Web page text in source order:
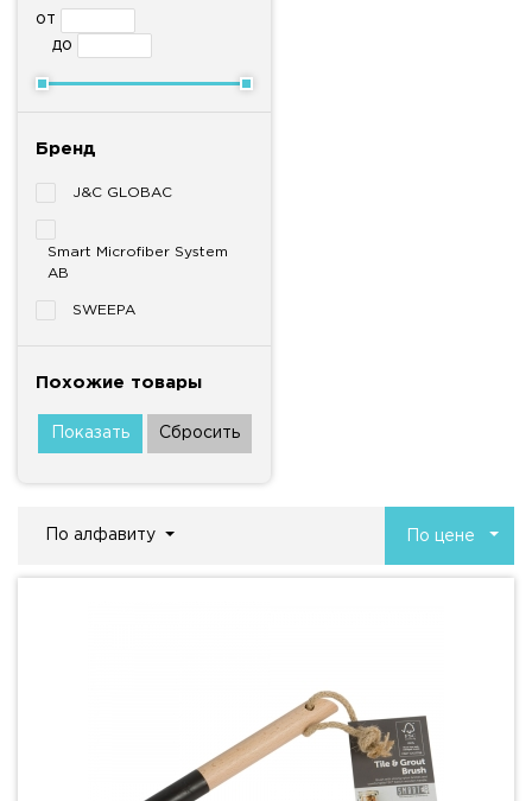
от
до
Бренд
J&C GLOBAC
Smart Microfiber System
AB
SWEEPA
Похожие товары
По алфавиту По цене